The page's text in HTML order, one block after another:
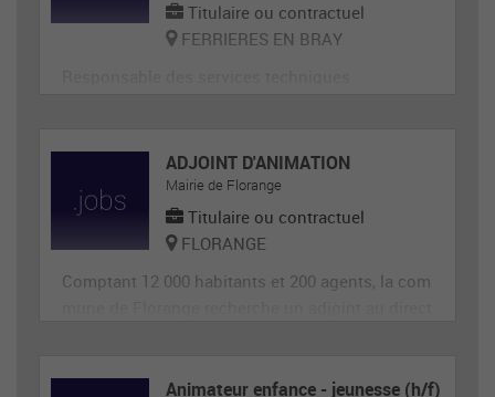
Titulaire ou contractuel
FERRIERES EN BRAY
ADJOINT D'ANIMATION
Mairie de Florange
Titulaire ou contractuel
FLORANGE
Comptant 12 000 habitants et 200 agents, la com
en animation et de compétences administrative
Animateur enfance - jeunesse (h/f)